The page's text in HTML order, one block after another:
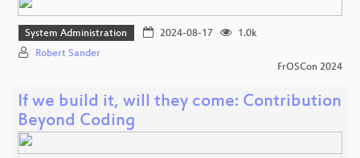
System Administration 2024-08-17
1.0k
Robert Sander
FrOSCon 2024
If we build it, will they come: Contribution
Beyond Coding